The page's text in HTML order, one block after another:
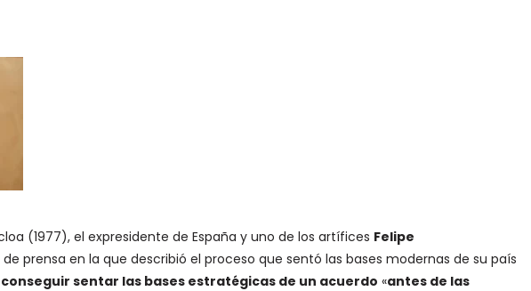
(1977), el expresidente de España y uno de los artífices Felipe
prensa en la que describió el proceso que sentó las bases modernas de su país
sentar las bases estratégicas de un acuerdo «antes de las